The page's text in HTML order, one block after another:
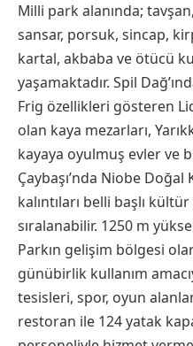
Milli park alanında;
sansar, porsuk, sincap,
kartal, akbaba ve ötücü
yaşamaktadır. Spil
Frig özellikleri gösteren
olan kaya mezarları,
kayaya oyulmuş evler ve
Çaybaşı’nda Niobe Doğal
kalıntıları belli başlı
sıralanabilir. 1250 m
Parkın gelişim bölgesi
günübirlik kullanım
tesisleri, spor, oyun
restoran ile 124 yatak